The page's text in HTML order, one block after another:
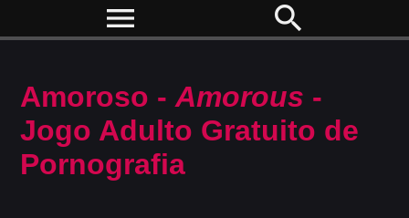
menu search
Amoroso -Amorous -
Jogo Adulto Gratuito de
Pornografia